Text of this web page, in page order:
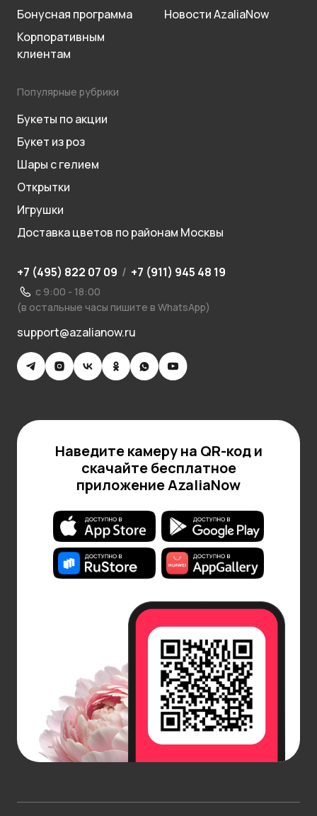
Бонусная программа
Корпоративным
клиентам
Новости AzaliaNow
Популярные рубрики
Букеты по акции
Букет из роз
Шары с гелием
Открытки
Игрушки
Доставка цветов по районам Москвы
+7 (495) 822 07 09 / +7 (911) 945 48 19
с 9:00 - 18:00
(в остальные часы пишите в WhatsApp)
support@azalianow.ru
Наведите камеру на QR-код и
скачайте бесплатное
приложение AzaliaNow